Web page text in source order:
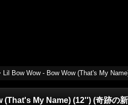
Lil Bow Wow - Bow Wow (That's My
(That's My Name) (12'') (奇跡の